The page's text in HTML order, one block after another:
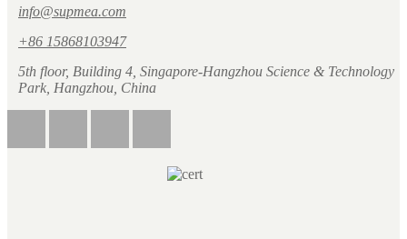
info@supmea.com
+86 15868103947
5th floor, Building 4, Singapore-Hangzhou Science & Technology
Park, Hangzhou, China